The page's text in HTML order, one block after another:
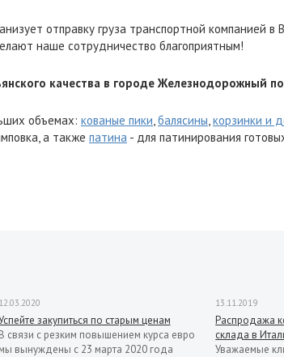
отправку груза транспортной компанией
наше сотрудничество благоприятным!
качества в городе Железнодорожный
объемах: кованые пики,балясины,корзинки и
а также патина - для патинирования
12.03.2020
закупиться по старым ценам
В связи с резким повышением курса евро
мы вынуждены с 23 марта 2020 года
13.11.2019
Распродажа
склада в
Уважаемые